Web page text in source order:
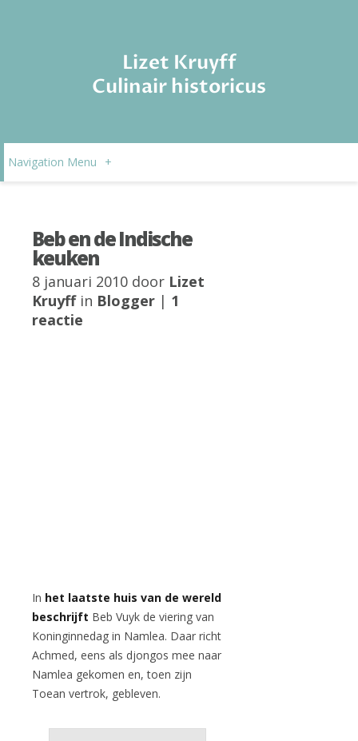
Lizet Kruyff
Culinair historicus
Navigation Menu +
Beb en de Indische
keuken
8 januari 2010 door Lizet
Kruyffin Blogger | 1
reactie
In het laatste huis van de wereld
beschrijft Beb Vuyk de viering van
Koninginnedag in Namlea. Daar richt
Achmed, eens als djongos mee naar
Namlea gekomen en, toen zijn
Toean vertrok, gebleven.